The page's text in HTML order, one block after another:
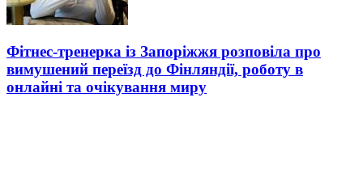
Фітнес-тренерка із Запоріжжя розповіла про
вимушений переїзд до Фінляндії, роботу в
онлайні та очікування миру